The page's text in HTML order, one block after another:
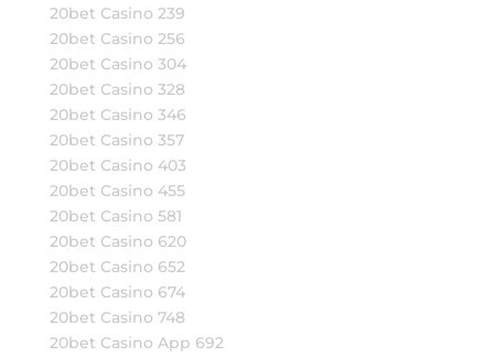
20bet Casino 239
20bet Casino 256
20bet Casino 304
20bet Casino 328
20bet Casino 346
20bet Casino 357
20bet Casino 403
20bet Casino 455
20bet Casino 581
20bet Casino 620
20bet Casino 652
20bet Casino 674
20bet Casino 748
20bet Casino App 692